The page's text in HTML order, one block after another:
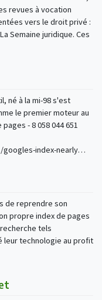
revues à vocation
vers le droit privé :
Semaine juridique. Ces
né à la mi-98 s'est
le premier moteur au
- 8 058 044 651
index-nearly…
de reprendre son
propre index de pages
tels
leur technologie au profit